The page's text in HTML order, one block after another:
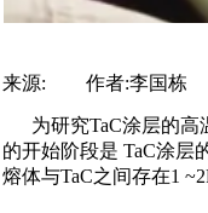
来源: 作者:李国栋
为研究TaC涂层的
的开始阶段是 TaC涂层
熔体与TaC之间存在1